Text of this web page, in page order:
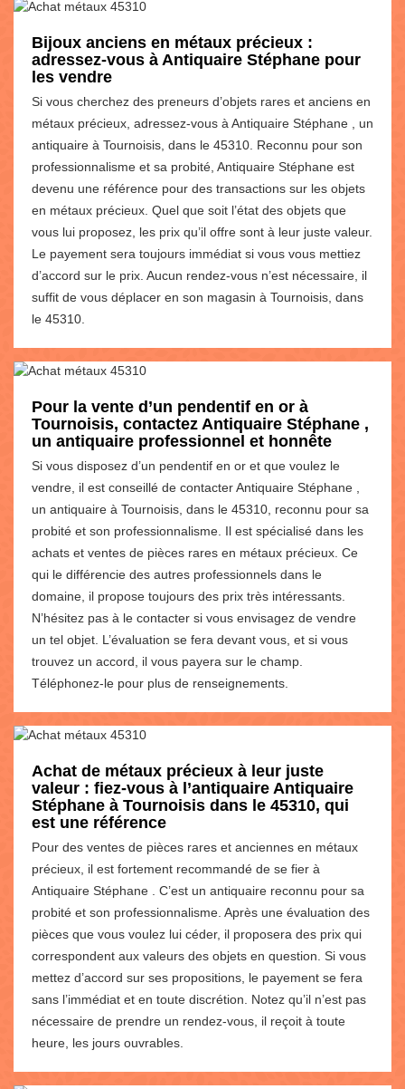
Bijoux anciens en métaux précieux :
adressez-vous à Antiquaire Stéphane pour
les vendre
Si vous cherchez des preneurs d’objets rares et anciens en
métaux précieux, adressez-vous à Antiquaire Stéphane , un
antiquaire à Tournoisis, dans le 45310. Reconnu pour son
professionnalisme et sa probité, Antiquaire Stéphane est
devenu une référence pour des transactions sur les objets
en métaux précieux. Quel que soit l’état des objets que
vous lui proposez, les prix qu’il offre sont à leur juste valeur.
Le payement sera toujours immédiat si vous vous mettiez
d’accord sur le prix. Aucun rendez-vous n’est nécessaire, il
suffit de vous déplacer en son magasin à Tournoisis, dans
le 45310.
Pour la vente d’un pendentif en or à
Tournoisis, contactez Antiquaire Stéphane ,
un antiquaire professionnel et honnête
Si vous disposez d’un pendentif en or et que voulez le
vendre, il est conseillé de contacter Antiquaire Stéphane ,
un antiquaire à Tournoisis, dans le 45310, reconnu pour sa
probité et son professionnalisme. Il est spécialisé dans les
achats et ventes de pièces rares en métaux précieux. Ce
qui le différencie des autres professionnels dans le
domaine, il propose toujours des prix très intéressants.
N’hésitez pas à le contacter si vous envisagez de vendre
un tel objet. L’évaluation se fera devant vous, et si vous
trouvez un accord, il vous payera sur le champ.
Téléphonez-le pour plus de renseignements.
Achat de métaux précieux à leur juste
valeur : fiez-vous à l’antiquaire Antiquaire
Stéphane à Tournoisis dans le 45310, qui
est une référence
Pour des ventes de pièces rares et anciennes en métaux
précieux, il est fortement recommandé de se fier à
Antiquaire Stéphane . C’est un antiquaire reconnu pour sa
probité et son professionnalisme. Après une évaluation des
pièces que vous voulez lui céder, il proposera des prix qui
correspondent aux valeurs des objets en question. Si vous
mettez d’accord sur ses propositions, le payement se fera
sans l’immédiat et en toute discrétion. Notez qu’il n’est pas
nécessaire de prendre un rendez-vous, il reçoit à toute
heure, les jours ouvrables.